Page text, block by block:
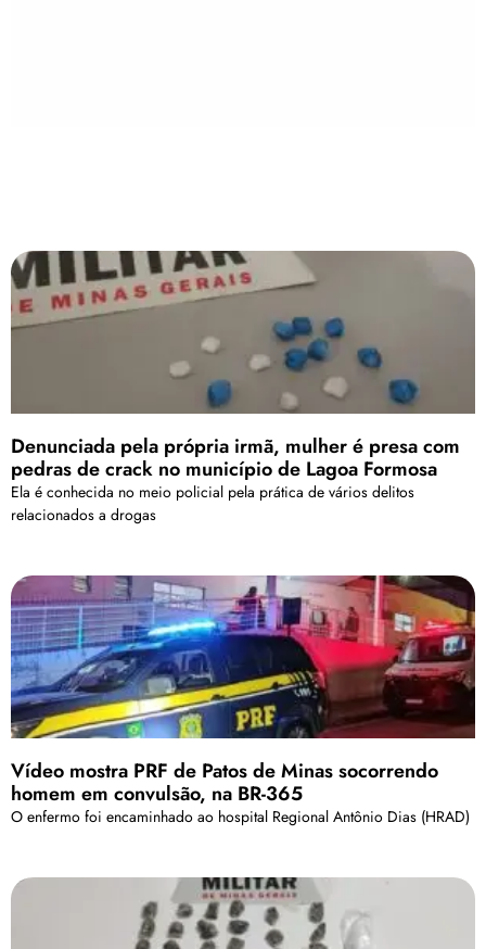
Denunciada pela própria irmã, mulher é presa com
pedras de crack no município de Lagoa Formosa
Ela é conhecida no meio policial pela prática de vários delitos
relacionados a drogas
Vídeo mostra PRF de Patos de Minas socorrendo
homem em convulsão, na BR-365
O enfermo foi encaminhado ao hospital Regional Antônio Dias (HRAD)